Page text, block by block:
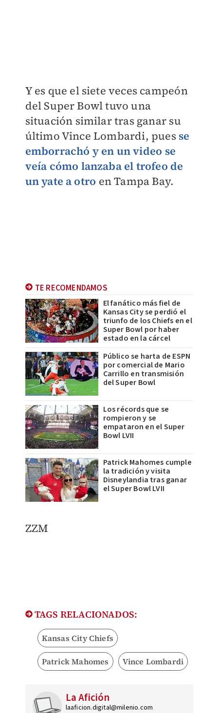
Y es que el siete veces campeón
del Super Bowl tuvo una
situación similar tras ganar su
último Vince Lombardi, pues se
emborrachó y en un video se
veía cómo lanzaba el trofeo de
un yate a otro en Tampa Bay.
TE RECOMENDAMOS
El fanático más fiel de
Kansas City se perdió el
triunfo de los Chiefs en el
Super Bowl por haber
estado en la cárcel
Público se harta de ESPN
por comercial de Mario
Carrillo en transmisión
del Super Bowl
Los récords que se
rompieron y se
empataron en el Super
Bowl LVII
Patrick Mahomes cumple
la tradición y visita
Disneylandia tras ganar
el Super Bowl LVII
ZZM
TAGS RELACIONADOS:
Kansas City Chiefs
Patrick Mahomes Vince Lombardi
La Afición
laaficion.digital@milenio.com